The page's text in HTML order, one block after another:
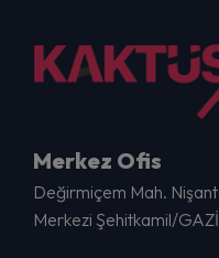
Merkez Ofis
Değirmiçem Mah.
Merkezi Şehitkamil/